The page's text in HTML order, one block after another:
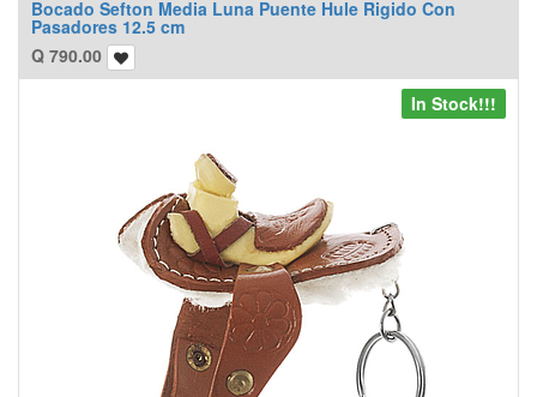
Bocado Sefton Media Luna Puente Hule Rigido Con
Pasadores 12.5 cm
Q 790.00
In Stock!!!